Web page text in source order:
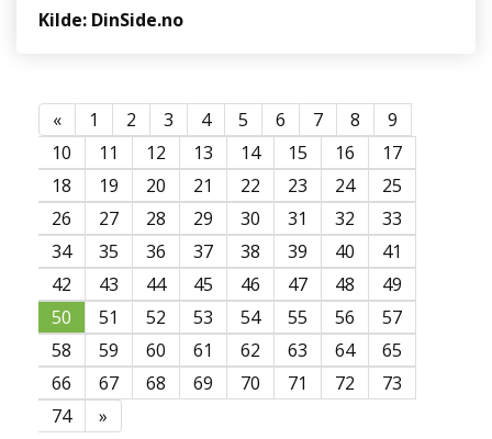
Kilde: DinSide.no
« 1 2 3 4 5 6 7 8
9
10
11 12 13 14 15 16
17
18
19 20 21 22 23 24
25
26
27 28 29 30 31 32
33
34
35 36 37 38 39 40
41
42
43 44 45 46 47 48
49
50
51 52 53 54 55 56
57
58
59 60 61 62 63 64
65
66
67 68 69 70 71 72
73
74
»